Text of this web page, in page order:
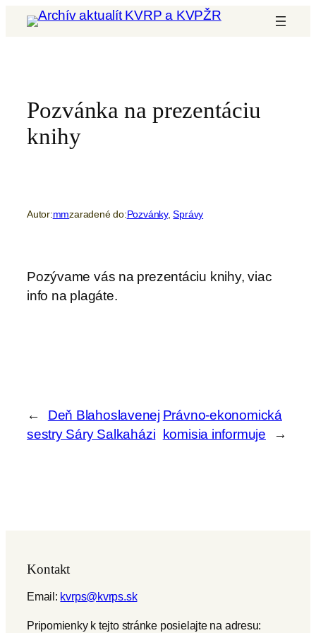
Prejsť
Pozvánka na prezentáciu
knihy
Autor:mmzaradené do:Pozvánky, Správy
Pozývame vás na prezentáciu knihy, viac
info na plagáte.
←
Deň Blahoslavenej
sestry Sáry Salkaházi
Právno-ekonomická
komisia informuje
→
Kontakt
Email: kvrps@kvrps.sk
Pripomienky k tejto stránke posielajte na adresu: